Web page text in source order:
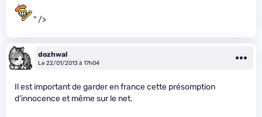
" />
dozhwal
Le 22/01/2013 à 17h04
Il est important de garder en france cette présomption
d’innocence et même sur le net.